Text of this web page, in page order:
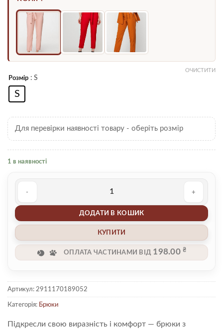
Розмір : S
S
ОЧИСТИТИ
Для перевірки наявності товару - оберіть розмір
1 в наявності
ДОДАТИ В КОШИК
КУПИТИ
ОПЛАТА ЧАСТИНАМИ ВІД 198.00₴
Артикул: 2911170189052
Категорія: Брюки
Підкресли свою виразність і комфорт — брюки з